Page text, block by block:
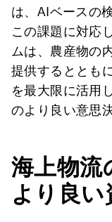
は、AIベースの
この課題に対応
ムは、農産物の
提供するととも
を最大限に活用
のより良い意思
海上物流
より良